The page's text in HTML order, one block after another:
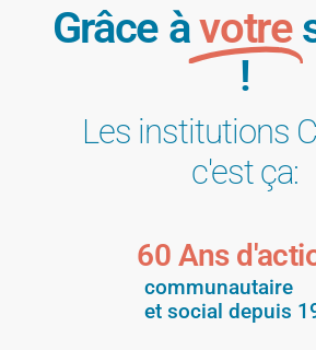
Grâce àvotre
!
Les institutions
c'est ça:
communautaire
et social depuis
60 Ans